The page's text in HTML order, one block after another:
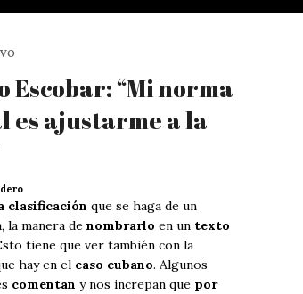
Escobar: “Mi norma
es ajustarme a la
clasificación que se haga de un
la manera de nombrarlo en un texto
tiene que ver también con la
hay en el caso cubano. Algunos
comentan y nos increpan que por